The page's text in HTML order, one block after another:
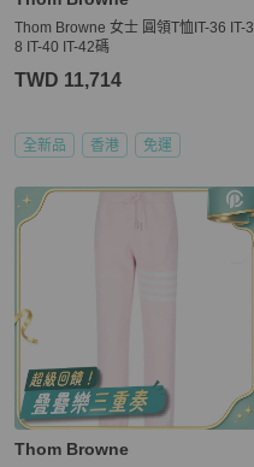
Thom Browne 女士 圓領T恤IT-36 IT-3
8 IT-40 IT-42碼
TWD 11,714
全新品 香港 免運
Thom Browne